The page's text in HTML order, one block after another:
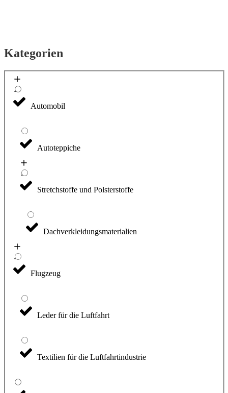
Kategorien
Automobil
Autoteppiche
Stretchstoffe und Polsterstoffe
Dachverkleidungsmaterialien
Flugzeug
Leder für die Luftfahrt
Textilien für die Luftfahrtindustrie